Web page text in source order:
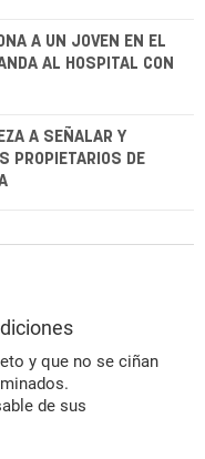
A UN JOVEN EN EL
AL HOSPITAL CON
A SEÑALAR Y
PROPIETARIOS DE
y que no se ciñan
de sus